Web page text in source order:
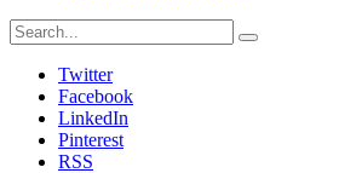
Twitter
Facebook
LinkedIn
Pinterest
RSS